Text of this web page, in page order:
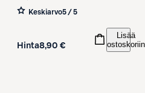
Keskiarvo5 / 5
Hinta8,90 €
Lisää
ostoskoriin